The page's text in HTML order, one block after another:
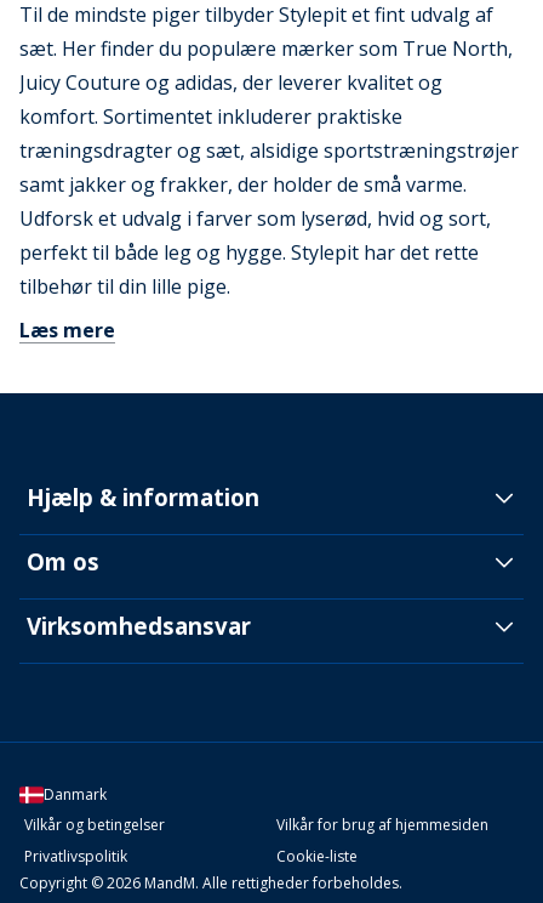
Til de mindste piger tilbyder Stylepit et fint udvalg af
sæt. Her finder du populære mærker som True North,
Juicy Couture og adidas, der leverer kvalitet og
komfort. Sortimentet inkluderer praktiske
træningsdragter og sæt, alsidige sportstræningstrøjer
samt jakker og frakker, der holder de små varme.
Udforsk et udvalg i farver som lyserød, hvid og sort,
perfekt til både leg og hygge. Stylepit har det rette
tilbehør til din lille pige.
Læs mere
Hjælp & information
Om os
Virksomhedsansvar
Danmark
Vilkår og betingelser
Vilkår for brug af hjemmesiden
Privatlivspolitik
Cookie-liste
Copyright © 2026 MandM. Alle rettigheder forbeholdes.